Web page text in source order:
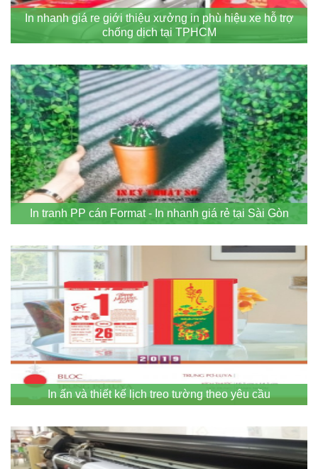
In nhanh giá re giới thiệu xưởng in phù hiệu xe hỗ trợ
chống dịch tại TPHCM
In tranh PP cán Format - In nhanh giá rẻ tại Sài Gòn
In ấn và thiết kế lịch treo tường theo yêu cầu